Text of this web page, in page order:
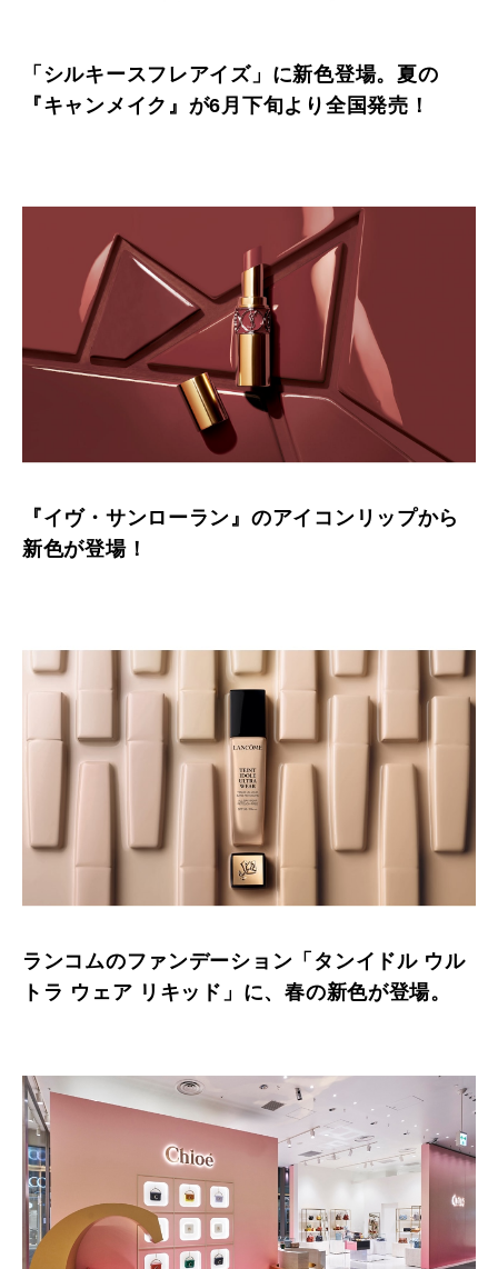
「シルキースフレアイズ」に新色登場。夏の
『キャンメイク』が6月下旬より全国発売！
『イヴ・サンローラン』のアイコンリップから
新色が登場！
ランコムのファンデーション「タンイドル ウル
トラ ウェア リキッド」に、春の新色が登場。